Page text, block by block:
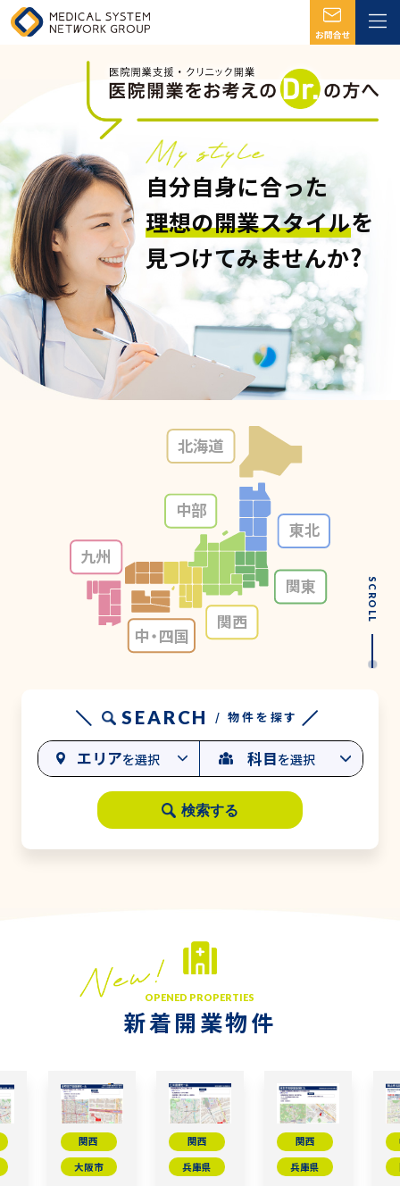
自分自身に合った
理想の開業スタイルを
見つけてみませんか?
北海道
東北
関東
関西
中部
九州
中・四国
SCROLL
SEARCH / 物件を探す
エリアを選択 科目を選択
検索する
OPENED PROPERTIES
新着開業物件
関西
大阪市
関西
兵庫県
関西
兵庫県